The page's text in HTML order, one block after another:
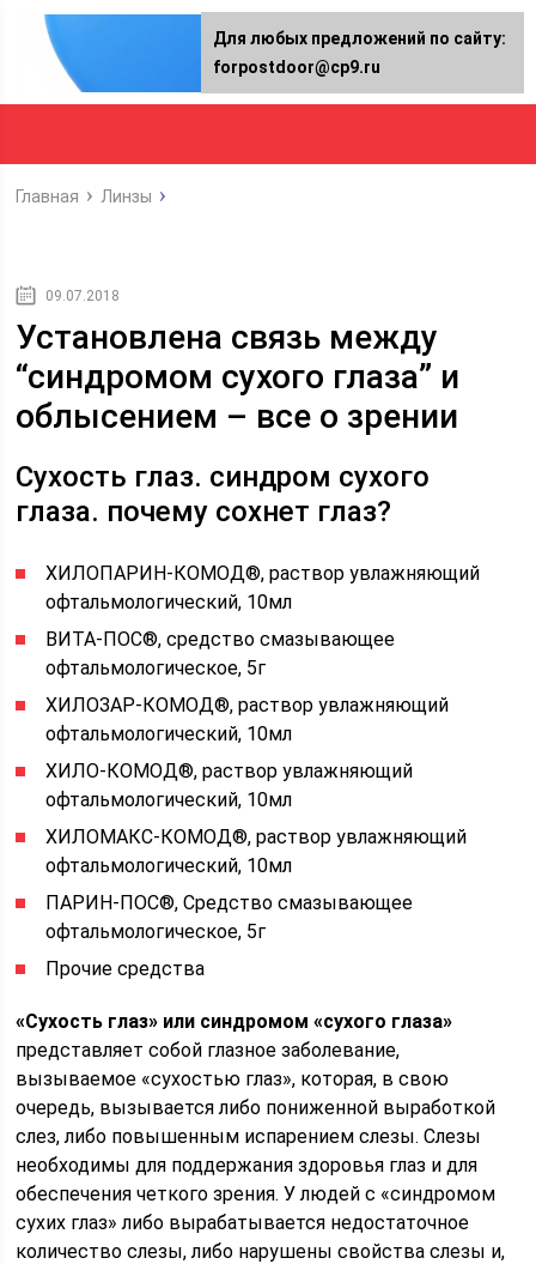
Главная Линзы
09.07.2018
Установлена связь между
“синдромом сухого глаза” и
облысением – все о зрении
Сухость глаз. синдром сухого
глаза. почему сохнет глаз?
ХИЛОПАРИН-КОМОД®, раствор увлажняющий
офтальмологический, 10мл
ВИТА-ПОС®, средство смазывающее
офтальмологическое, 5г
ХИЛОЗАР-КОМОД®, раствор увлажняющий
офтальмологический, 10мл
ХИЛО-КОМОД®, раствор увлажняющий
офтальмологический, 10мл
ХИЛОМАКС-КОМОД®, раствор увлажняющий
офтальмологический, 10мл
ПАРИН-ПОС®, Средство смазывающее
офтальмологическое, 5г
Прочие средства
«Сухость глаз» или синдромом «сухого глаза»
представляет собой глазное заболевание,
вызываемое «сухостью глаз», которая, в свою
очередь, вызывается либо пониженной выработкой
слез, либо повышенным испарением слезы. Слезы
необходимы для поддержания здоровья глаз и для
обеспечения четкого зрения. У людей с «синдромом
сухих глаз» либо вырабатывается недостаточное
количество слезы, либо нарушены свойства слезы и,
Для любых предложений по сайту:
forpostdoor@cp9.ru